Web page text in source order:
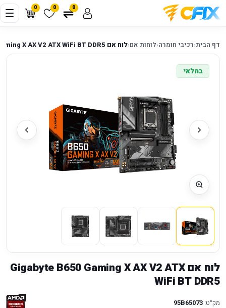
0 0 0
דף הבית‹רכיבי חומרה‹לוחות אם‹לוח אם Gigabyte B650 Gaming X AX V2 ATX WiFi BT DDR5
במלאי
לוח אם Gigabyte B650 Gaming X AX V2 ATX
WiFi BT DDR5
מק״ט: 95B65073